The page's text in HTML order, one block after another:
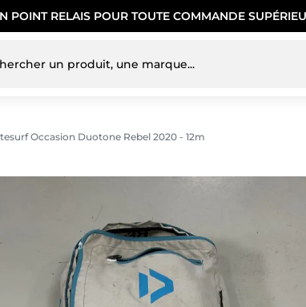
POINT RELAIS POUR TOUTE COMMANDE
Occasion Duotone Rebel 2020 - 12m